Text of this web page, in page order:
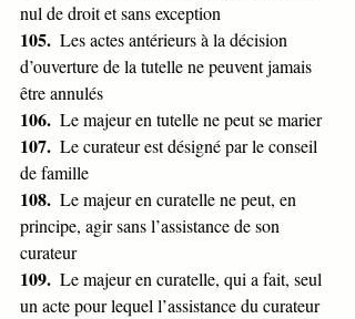
nul de droit et sans exception
105. Les actes antérieurs à la décision
d’ouverture de la tutelle ne peuvent jamais
être annulés
106. Le majeur en tutelle ne peut se marier
107. Le curateur est désigné par le conseil
de famille
108. Le majeur en curatelle ne peut, en
principe, agir sans l’assistance de son
curateur
109. Le majeur en curatelle, qui a fait, seul
un acte pour lequel l’assistance du curateur